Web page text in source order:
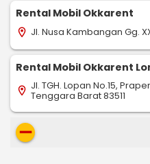
Rental Mobil Okkarent
location_on Jl. Nusa Kambangan Gg.
Rental Mobil Okkarent
location_on Jl. TGH. Lopan No.15,
Tenggara Barat 83511
remove